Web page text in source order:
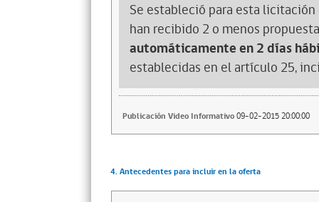
Se estableció para esta
han recibido 2 o menos
automáticamente en 2 días
establecidas en el artículo 25,
Publicación Video Informativo09-02-2015 20:00:00
4. Antecedentes para incluir en la oferta